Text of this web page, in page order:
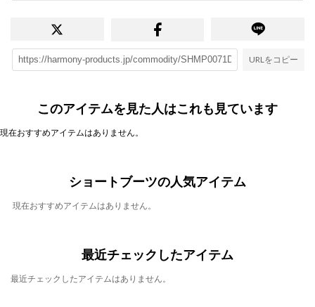
URLをコピー
このアイテムを見た人はこれも見ています
現在おすすめアイテムはありません。
ショートブーツの人気アイテム
現在おすすめアイテムはありません。
最近チェックしたアイテム
最近チェックしたアイテムはありません。